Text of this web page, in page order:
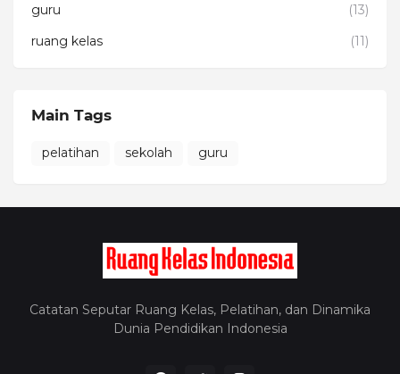
guru
(13)
ruang kelas
(11)
Main Tags
pelatihan sekolah guru
Catatan Seputar Ruang Kelas, Pelatihan, dan Dinamika
Dunia Pendidikan Indonesia